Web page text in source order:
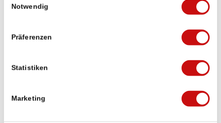
Notwendig
Präferenzen
Statistiken
Marketing